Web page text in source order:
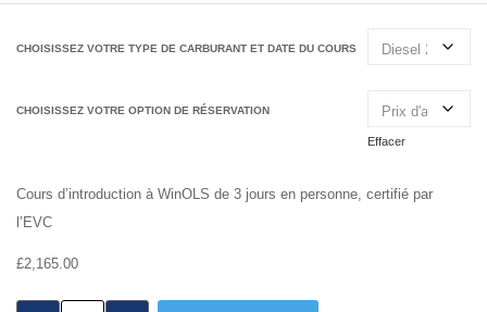
CHOISISSEZ VOTRE TYPE DE CARBURANT ET DATE DU COURS
CHOISISSEZ VOTRE OPTION DE RÉSERVATION
Effacer
Cours d’introduction à WinOLS de 3 jours en personne, certifié par
l’EVC
£2,165.00